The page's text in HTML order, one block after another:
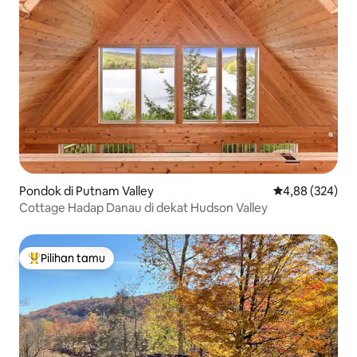
Pondok di Putnam Valley Nilai rata-rata
4,88 (324)
Cottage Hadap Danau di dekat Hudson Valley
Pilihan tamu terpopuler
Pilihan tamu